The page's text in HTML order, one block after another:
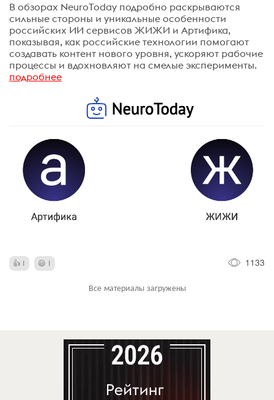
В обзорах NeuroToday подробно раскрываются
сильные стороны и уникальные особенности
российских ИИ сервисов ЖИЖИ и Артифика,
показывая, как российские технологии помогают
создавать контент нового уровня, ускоряют рабочие
процессы и вдохновляют на смелые эксперименты.
подробнее
1 1 1133
Все материалы загружены